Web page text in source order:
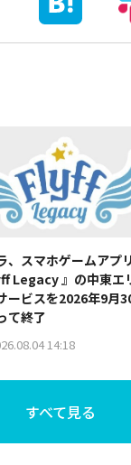
、スマホゲームアプリ
Legacy 』の中東エ
ービスを2026年9月
て終了
14:18
すべて見る